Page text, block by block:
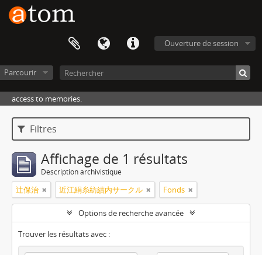
Ouverture de session
Parcourir
access to memories.
Filtres
Affichage de 1 résultats
Description archivistique
辻保治 近江絹糸紡績内サークル Fonds
Options de recherche avancée
Trouver les résultats avec :